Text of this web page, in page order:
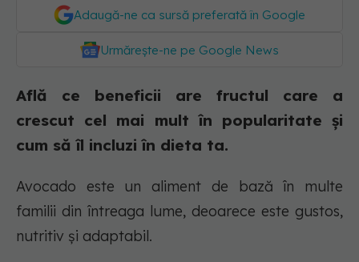
Adaugă-ne ca sursă preferată în Google
Urmărește-ne pe Google News
Află ce beneficii are fructul care a
crescut cel mai mult în popularitate și
cum să îl incluzi în dieta ta.
Avocado este un aliment de bază în multe
familii din întreaga lume, deoarece este gustos,
nutritiv și adaptabil.